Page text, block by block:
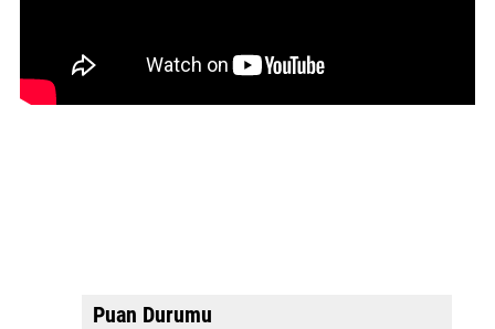
Puan Durumu